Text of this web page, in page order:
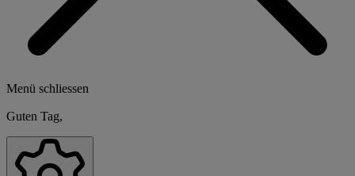
Menü schliessen
Guten Tag,